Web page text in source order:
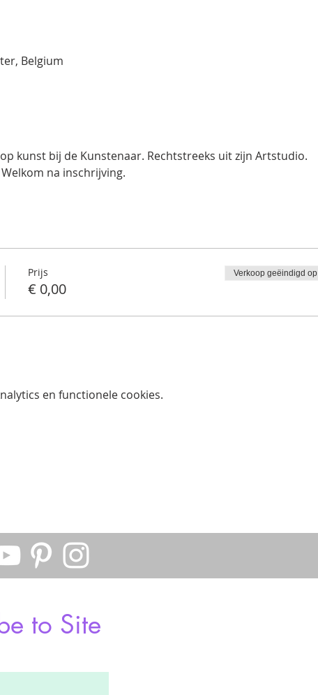
Belgium
kunst bij de Kunstenaar. Rechtstreeks uit zijn Artstudio.
na inschrijving.
Prijs
€ 0,00
Verkoop geëindigd op
en functionele cookies.
to Site